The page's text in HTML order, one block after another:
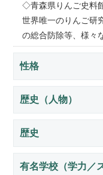
◇青森県りんご史料
世界唯一のりんご研
の総合防除等、様々
性格
歴史（人物）
歴史
有名学校（学力／